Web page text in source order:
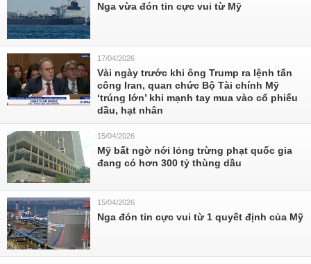
Nga vừa đón tin cực vui từ Mỹ
17/04/2026
Vài ngày trước khi ông Trump ra lệnh tấn
công Iran, quan chức Bộ Tài chính Mỹ
‘trúng lớn’ khi mạnh tay mua vào cổ phiếu
dầu, hạt nhân
15/04/2026
Mỹ bất ngờ nới lỏng trừng phạt quốc gia
đang có hơn 300 tỷ thùng dầu
15/04/2026
Nga đón tin cực vui từ 1 quyết định của Mỹ